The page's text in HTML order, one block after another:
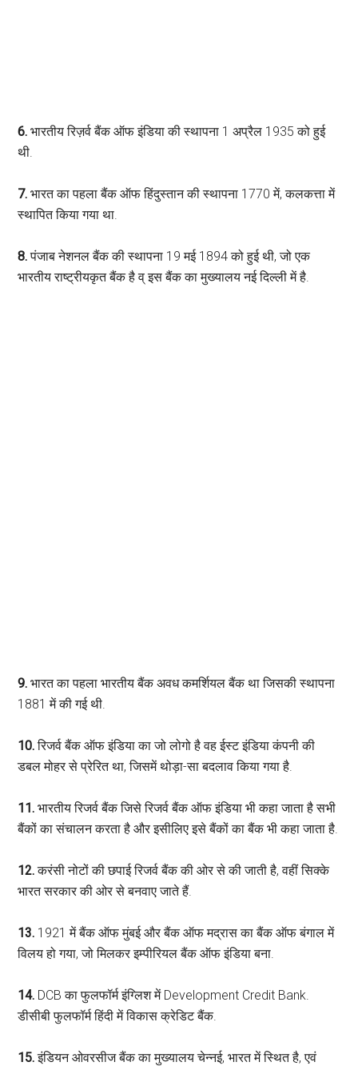
6.भारतीय रिज़र्व बैंक ऑफ इंडिया की स्थापना 1 अप्रैल 1935 को हुई
थी.
7.भारत का पहला बैंक ऑफ हिंदुस्तान की स्थापना 1770 में, कलकत्ता में
स्थापित किया गया था.
8.पंजाब नेशनल बैंक की स्थापना 19 मई 1894 को हुई थी, जो एक
भारतीय राष्ट्रीयकृत बैंक है व् इस बैंक का मुख्यालय नई दिल्ली में है.
9.भारत का पहला भारतीय बैंक अवध कमर्शियल बैंक था जिसकी स्थापना
1881 में की गई थी.
10.रिजर्व बैंक ऑफ इंडिया का जो लोगो है वह ईस्‍ट इंडिया कंपनी की
डबल मोहर से प्रेरित था, जिसमें थोड़ा-सा बदलाव किया गया है.
11.भारतीय रिजर्व बैंक जिसे रिजर्व बैंक ऑफ इंडिया भी कहा जाता है सभी
बैंकों का संचालन करता है और इसीलिए इसे बैंकों का बैंक भी कहा जाता है.
12.करंसी नोटों की छपाई रिजर्व बैंक की ओर से की जाती है, वहीं सिक्के
भारत सरकार की ओर से बनवाए जाते हैं.
13. 1921 में बैंक ऑफ मुंबई और बैंक ऑफ मद्रास का बैंक ऑफ बंगाल में
विलय हो गया, जो मिलकर इम्पीरियल बैंक ऑफ इंडिया बना.
14. DCB का फुलफॉर्म इंग्लिश में Development Credit Bank.
डीसीबी फुलफॉर्म हिंदी में विकास क्रेडिट बैंक.
15.इंडियन ओवरसीज बैंक का मुख्यालय चेन्नई, भारत में स्थित है, एवं